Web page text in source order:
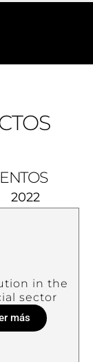
2022
in the
sector
más